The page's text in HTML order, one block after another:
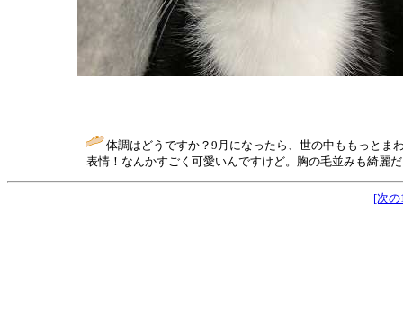
体調はどうですか？9月になったら、世の中ももっとま
表情！なんかすごく可愛いんですけど。胸の毛並みも綺麗
[次